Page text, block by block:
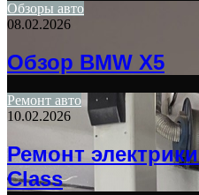
Обзоры авто
08.02.2026
Обзор BMW X5
Ремонт авто
10.02.2026
Ремонт
Class